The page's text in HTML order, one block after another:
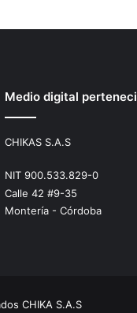
Medio digital
CHIKAS S.A.S
NIT 900.533.829-0
Calle 42 #9-35
Montería - Córdoba
CHIKA S.A.S